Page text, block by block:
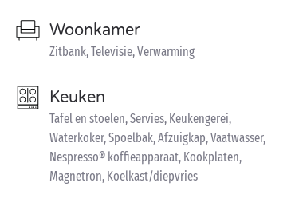
Woonkamer
Zitbank, Televisie, Verwarming
Keuken
Tafel en stoelen, Servies, Keukengerei,
Waterkoker, Spoelbak, Afzuigkap, Vaatwasser,
Nespresso® koffieapparaat, Kookplaten,
Magnetron, Koelkast/diepvries